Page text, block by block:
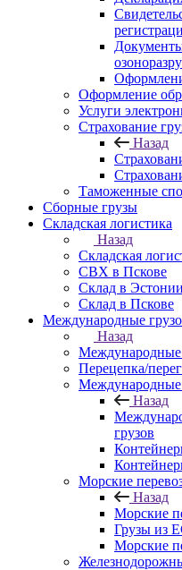
Оформление
Услуги
Страхование
Назад
Таможенные
Сборные грузы
Складская логистика
Назад
Складская
СВХ в Пскове
Склад в Эстонии
Склад в Пскове
Международные
Назад
Международные
Перецепка/
Международные
Назад
грузов
Морские
Назад
Морские
Грузы из
Морские